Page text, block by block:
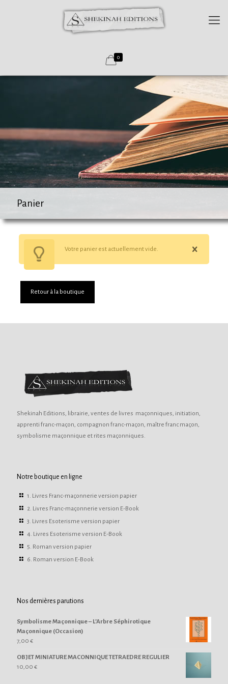
0
Panier
Votre panier est actuellement vide.
Retour à la boutique
Shekinah Editions, librairie, ventes de livres maçonniques, initiation,
apprenti franc-maçon, compagnon franc-maçon, maître franc maçon,
symbolisme maçonnique et rites maçonniques.
Notre boutique en ligne
1. Livres Franc-maçonnerie version papier
2. Livres Franc-maçonnerie version E-Book
3. Livres Esoterisme version papier
4. Livres Esoterisme version E-Book
5. Roman version papier
6. Roman version E-Book
Nos dernières parutions
Symbolisme Maçonnique – L’Arbre Séphirotique
Maçonnique (Occasion)
7,00 €
OBJET MINIATURE MACONNIQUE TETRAEDRE REGULIER
10,00 €